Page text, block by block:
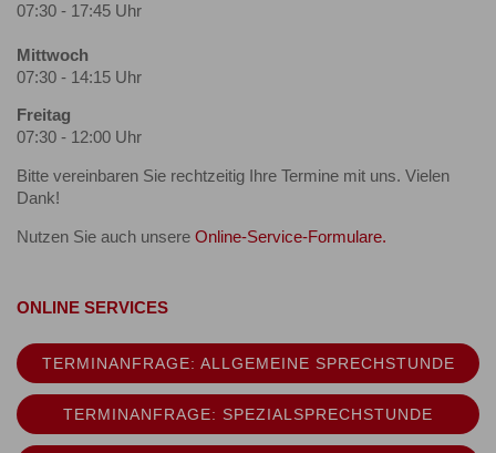
07:30 - 17:45 Uhr
Mittwoch
07:30 - 14:15 Uhr
Freitag
07:30 - 12:00 Uhr
Bitte vereinbaren Sie rechtzeitig Ihre Termine mit uns. Vielen
Dank!
Nutzen Sie auch unsere Online-Service-Formulare.
ONLINE SERVICES
TERMINANFRAGE: ALLGEMEINE SPRECHSTUNDE
TERMINANFRAGE: SPEZIALSPRECHSTUNDE